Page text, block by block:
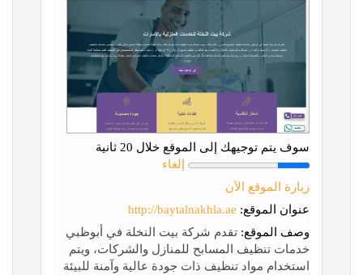
سوف يتم توجيهك إلى الموقع خلال 20 ثانية
إلغاء
زيارة الموقع الآن
عنوان الموقع: http://baytalnakhla.ae
وصف الموقع: تقدم شركة بيت النخلة في أبوظبي
خدمات تنظيف المسابح للمنازل والشركات، ويتم
استخدام مواد تنظيف ذات جودة عالية وآمنة للبيئة